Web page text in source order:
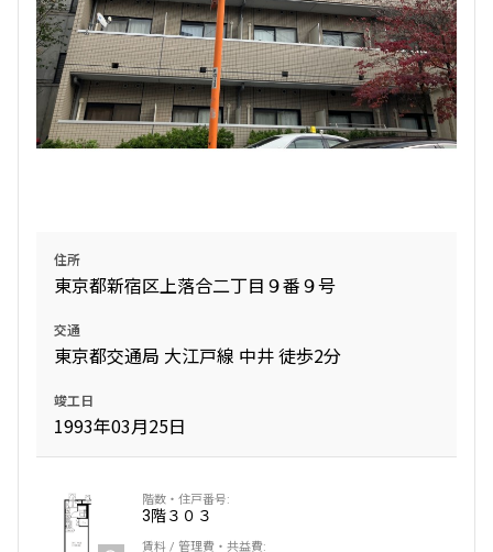
住所
東京都新宿区上落合二丁目９番９号
交通
東京都交通局 大江戸線 中井 徒歩2分
竣工日
1993年03月25日
3階３０３